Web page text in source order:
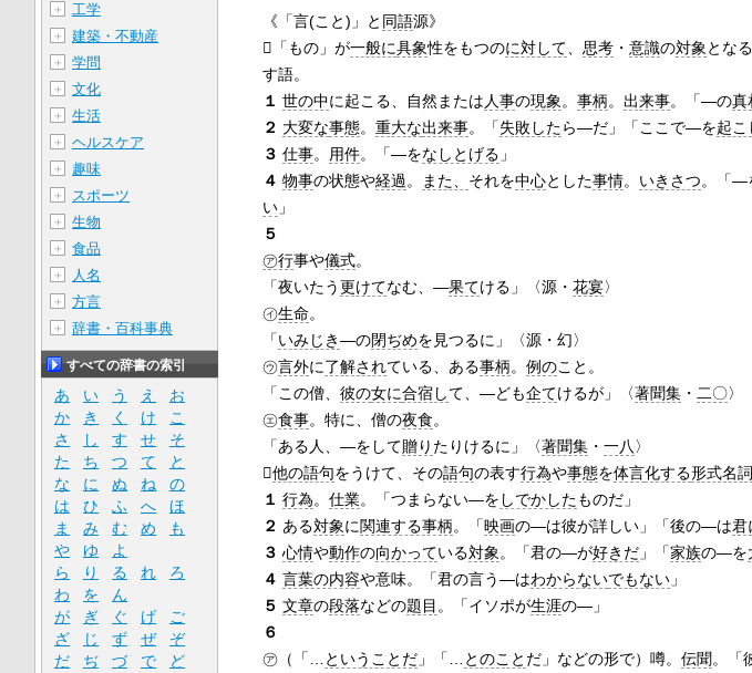
《「言(こと)」と 同語源》
「もの」が一般に具象性をもつのに対して 思考 ・意識の対象 とな
す語。
１ 世の中に起こる、自然または 人事の現象 。事柄。出来事。「―の真
２ 大変な事態。重大な出来事。「失敗したら―だ」「ここで―を起こ
３ 仕事。 用件。「―をなしとげる 」
４ 物事の状態や経過。 また、 それを中心とした事情。 いきさつ。「―
い 」
５
㋐行事や儀式。
「夜いたう更けてなむ、―果てける」〈源・花宴〉
㋑生命。
「いみじき―の閉ぢめを見つるに」〈源・幻〉
㋒言外に了解されている、ある事柄。例のこと。
「この僧、彼の女に合宿して、―ども企てけるが」〈著聞集 ・ 二〇〉
㋓食事。特に、僧の夜食。
「ある人、―をして贈り たりけるに」〈著聞集 ・一八 〉
他の語句をうけて、その語句の表す行為や事態を体言化する形式名詞
１ 行為。仕業。「つまらない―を しでかしたものだ」
２ ある対象に関連する事柄。「映画の―は彼が詳しい」「後の―は君
３ 心情や動作の向かっている対象 。「君の―が好きだ 」「家族の―を
４ 言葉の内容や意味。「君の言う―はわからないでもない 」
５ 文章の段落などの題目 。「イソポが生涯の―」
６
㋐（「…
ということだ 」「… とのこと だ」などの形で）噂。伝聞。「
＋ 工学
＋ 建築・不動産
＋ 学問
＋ 文化
＋ 生活
＋ ヘルスケア
＋ 趣味
＋ スポーツ
＋ 生物
＋ 食品
＋ 人名
＋ 方言
＋ 辞書・百科事典
すべての辞書の索引
あ い う え
お
か
き く け
こ
さ
し す せ
そ
た
ち つ て
と
な
に ぬ ね
の
は
ひ ふ へ
ほ
ま
み む め
も
や
ゆ
よ
ら
り る れ
ろ
わ
を
ん
が
ぎ ぐ げ
ご
ざ
じ ず ぜ
ぞ
だ
ぢ づ で
ど